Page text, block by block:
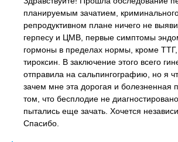
планируемым зачатием,
репродуктивном плане ничего не
герпесу и ЦМВ, первые симптомы
гормоны в пределах нормы, кроме
тироксин. В заключение этого всего
отправила на сальпингографию, но я
зачем мне эта дорогая и болезненная
том, что бесплодие не
пытались еще зачать. Хочется
Спасибо.